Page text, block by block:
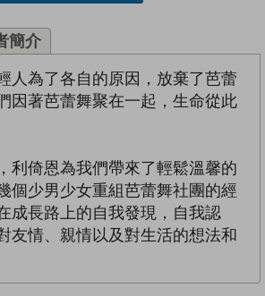
簡介
人為了各自的原因，放棄了芭蕾
因著芭蕾舞聚在一起，生命從此
利倚恩為我們帶來了輕鬆溫馨的
個少男少女重組芭蕾舞社團的經
成長路上的自我發現，自我認
友情、親情以及對生活的想法和